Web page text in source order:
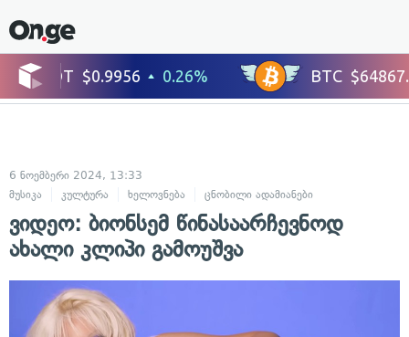
6 ნოემბერი 2024, 13:33
მუსიკა
კულტურა ხელოვნება ცნობილი ადამიანები
ვიდეო: ბიონსემ წინასაარჩევნოდ
ახალი კლიპი გამოუშვა